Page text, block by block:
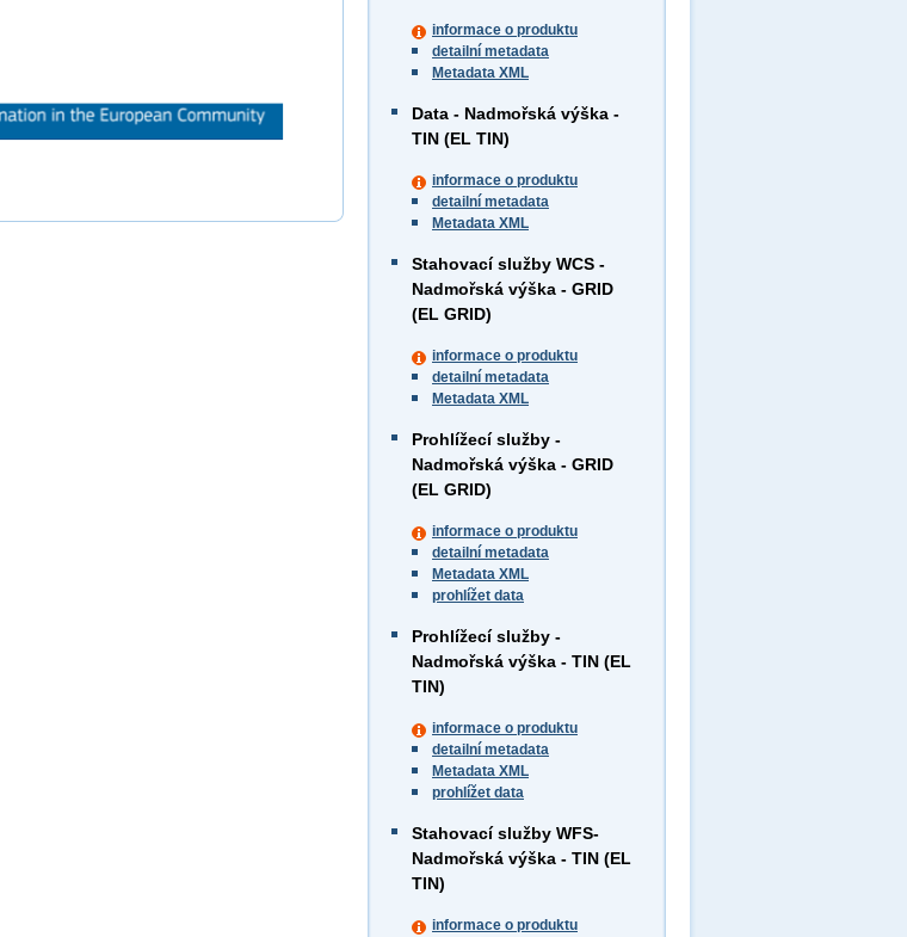
informace o produktu
detailní metadata
Metadata XML
Data - Nadmořská výška -
TIN (EL TIN)
informace o produktu
detailní metadata
Metadata XML
Stahovací služby WCS -
Nadmořská výška - GRID
(EL GRID)
informace o produktu
detailní metadata
Metadata XML
Prohlížecí služby -
Nadmořská výška - GRID
(EL GRID)
informace o produktu
detailní metadata
Metadata XML
prohlížet data
Prohlížecí služby -
Nadmořská výška - TIN (EL
TIN)
informace o produktu
detailní metadata
Metadata XML
prohlížet data
Stahovací služby WFS-
Nadmořská výška - TIN (EL
TIN)
informace o produktu